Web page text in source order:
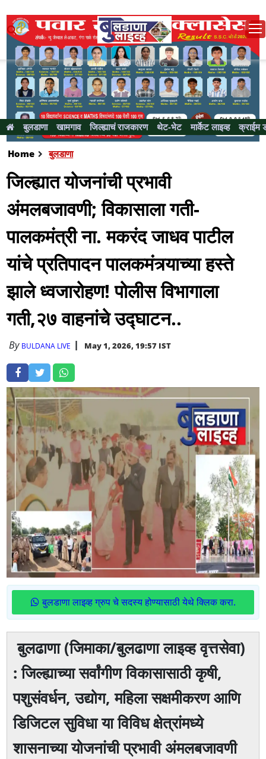
बुलडाणा खामगाव जिल्ह्याचं राजकारण थेट-भेट मार्केट लाइव्ह क्राईम
Home बुलडाणा
जिल्ह्यात योजनांची प्रभावी
अंमलबजावणी; विकासाला गती-
पालकमंत्री ना. मकरंद जाधव पाटील
यांचे प्रतिपादन पालकमंत्र्याच्या हस्ते
झाले ध्वजारोहण! पोलीस विभागाला
गती,२७ वाहनांचे उद्घाटन..
By BULDANA LIVE May 1, 2026, 19:57 IST
बुलडाणा लाइव्ह ग्रुप चे सदस्य होण्यासाठी येथे क्लिक करा.
बुलढाणा (जिमाका/बुलढाणा लाइव्ह वृत्तसेवा)
: जिल्ह्याच्या सर्वांगीण विकासासाठी कृषी,
पशुसंवर्धन, उद्योग, महिला सक्षमीकरण आणि
डिजिटल सुविधा या विविध क्षेत्रांमध्ये
शासनाच्या योजनांची प्रभावी अंमलबजावणी